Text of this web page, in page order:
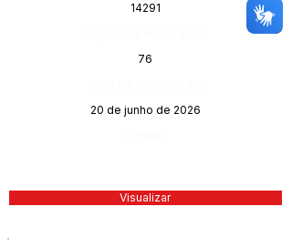
14291
76
20 de junho de 2026
Visualizar